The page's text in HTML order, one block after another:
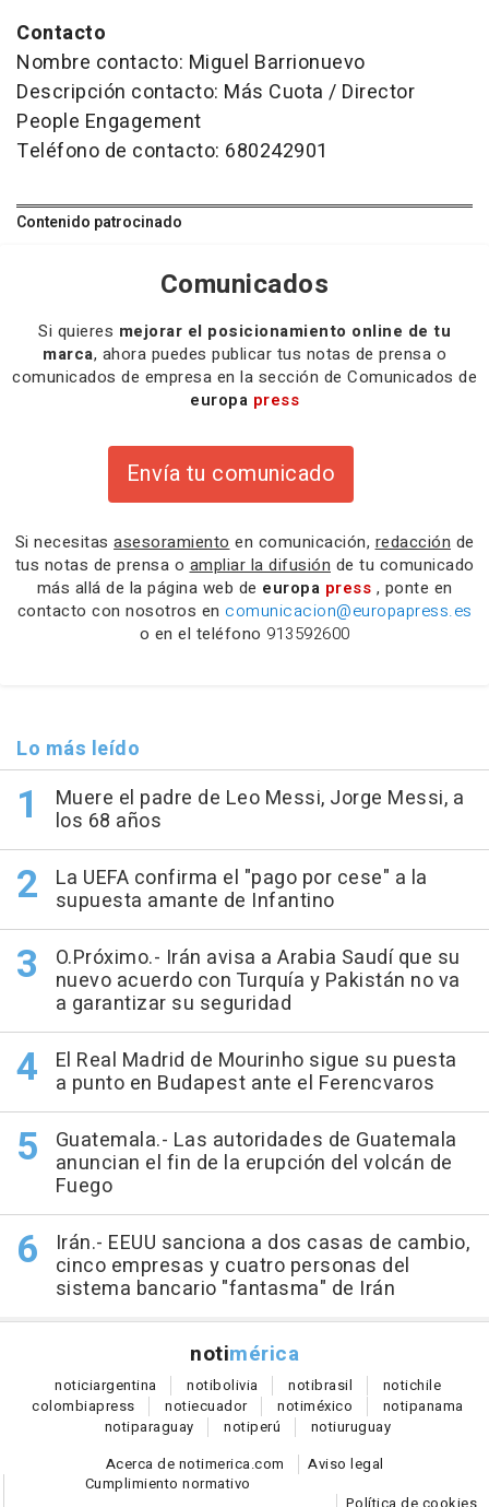
Contacto
Nombre contacto: Miguel Barrionuevo
Descripción contacto: Más Cuota / Director
People Engagement
Teléfono de contacto: 680242901
Contenido patrocinado
Comunicados
Si quieres mejorar el posicionamiento online de tu
marca, ahora puedes publicar tus notas de prensa o
comunicados de empresa en la sección de Comunicados de
europa press
Envía tu comunicado
Si necesitas asesoramiento en comunicación, redacción de
tus notas de prensa o ampliar la difusión de tu comunicado
más allá de la página web de europa press , ponte en
contacto con nosotros en comunicacion@europapress.es
o en el teléfono 913592600
Lo más leído
Muere el padre de Leo Messi, Jorge Messi, a
los 68 años
La UEFA confirma el "pago por cese" a la
supuesta amante de Infantino
O.Próximo.- Irán avisa a Arabia Saudí que su
nuevo acuerdo con Turquía y Pakistán no va
a garantizar su seguridad
El Real Madrid de Mourinho sigue su puesta
a punto en Budapest ante el Ferencvaros
Guatemala.- Las autoridades de Guatemala
anuncian el fin de la erupción del volcán de
Fuego
Irán.- EEUU sanciona a dos casas de cambio,
cinco empresas y cuatro personas del
sistema bancario "fantasma" de Irán
notimérica
noticiargentina notibolivia notibrasil notichile
colombiapress notiecuador notiméxico notipanama
notiparaguay notiperú notiuruguay
Acerca de notimerica.com
Aviso legal
Cumplimiento normativo